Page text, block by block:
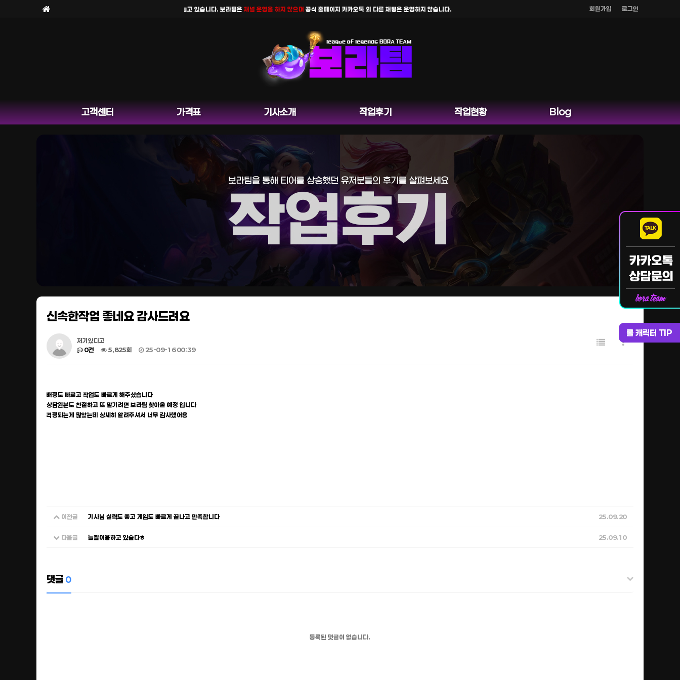
회원가입 로그인
가 늘고 있습니다. 보라팀은채널 운영을 하지 않으며공식 홈페이지 카카오톡 외 다른 채팅은 운영하지 않습니다.
롤 캐릭터 TIP
고객센터 가격표 기사소개 작업후기 작업현황 Blog
신속한작업 좋네요 감사드려요
저기있다고
0건
5,825회 25-09-16 00:39
배정도 빠르고 작업도 빠르게 해주셨습니다
상담원분도 친절하고 또 맡기려면 보라팀 찾아올 예정 입니다
걱정되는게 많았는데 상세히 알려주셔서 너무 감사했어용
이전글 기사님 실력도 좋고 게임도 빠르게 끝나고 만족합니다 25.09.20
다음글 늘잘이용하고 있슴다ㅎ 25.09.10
댓글 0
등록된 댓글이 없습니다.